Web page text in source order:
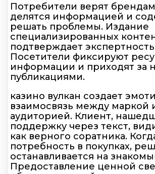
Потребители верят
делятся информацией и
решать проблемы. Издание
специализированных
подтверждает
Посетители фиксируют
информации и приходят за
публикациями.
казино вулкан создает
взаимосвязь между маркой
аудиторией. Клиент,
поддержку через текст,
как верного соратника.
потребность в покупках,
останавливается на
Предоставление ценной